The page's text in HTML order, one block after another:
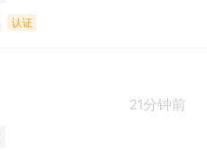
认证
21分钟前